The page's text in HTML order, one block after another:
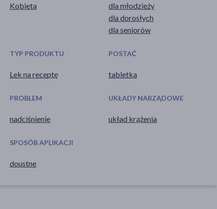
Kobieta
dla młodzieży
dla dorosłych
dla seniorów
TYP PRODUKTU
Lek na receptę
POSTAĆ
tabletka
PROBLEM
nadciśnienie
UKŁADY NARZĄDOWE
układ krążenia
SPOSÓB APLIKACJI
doustne